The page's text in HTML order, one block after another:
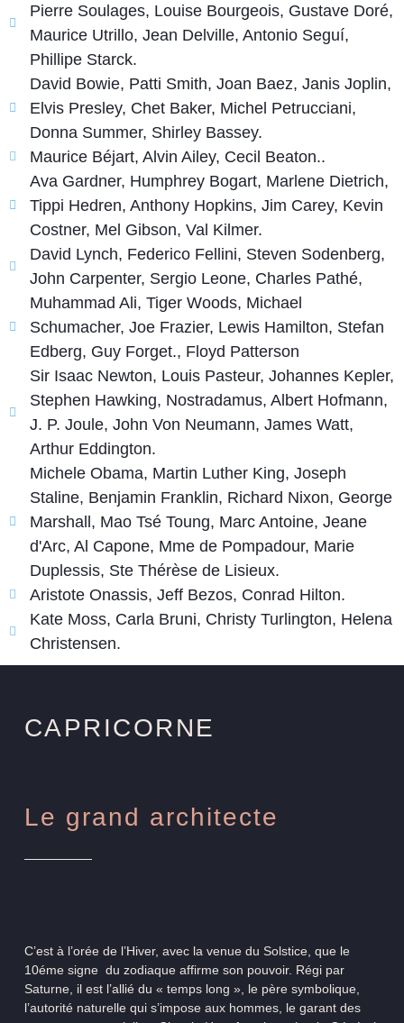
Pierre Soulages, Louise Bourgeois, Gustave Doré,
Maurice Utrillo, Jean Delville, Antonio Seguí,
Phillipe Starck.
David Bowie, Patti Smith, Joan Baez, Janis Joplin,
Elvis Presley, Chet Baker, Michel Petrucciani,
Donna Summer, Shirley Bassey.
Maurice Béjart, Alvin Ailey, Cecil Beaton..
Ava Gardner, Humphrey Bogart, Marlene Dietrich,
Tippi Hedren, Anthony Hopkins, Jim Carey, Kevin
Costner, Mel Gibson, Val Kilmer.
David Lynch, Federico Fellini, Steven Sodenberg,
John Carpenter, Sergio Leone, Charles Pathé,
Muhammad Ali, Tiger Woods, Michael
Schumacher, Joe Frazier, Lewis Hamilton, Stefan
Edberg, Guy Forget., Floyd Patterson
Sir Isaac Newton, Louis Pasteur, Johannes Kepler,
Stephen Hawking, Nostradamus, Albert Hofmann,
J. P. Joule, John Von Neumann, James Watt,
Arthur Eddington.
Michele Obama, Martin Luther King, Joseph
Staline, Benjamin Franklin, Richard Nixon, George
Marshall, Mao Tsé Toung, Marc Antoine, Jeane
d'Arc, Al Capone, Mme de Pompadour, Marie
Duplessis, Ste Thérèse de Lisieux.
Aristote Onassis, Jeff Bezos, Conrad Hilton.
Kate Moss, Carla Bruni, Christy Turlington, Helena
Christensen.
CAPRICORNE
Le grand architecte
C’est à l’orée de l’Hiver, avec la venue du Solstice, que le
10éme signe du zodiaque affirme son pouvoir. Régi par
Saturne, il est l’allié du « temps long », le père symbolique,
l’autorité naturelle qui s’impose aux hommes, le garant des